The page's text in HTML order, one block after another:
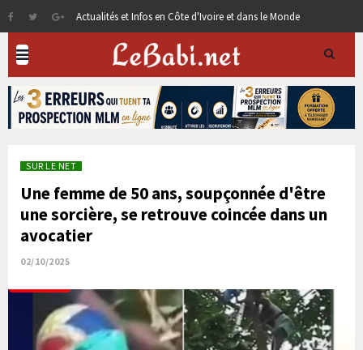
Actualités et Infos en Côte d'Ivoire et dans le Monde
SUR LE NET
Une femme de 50 ans, soupçonnée d'être
une sorcière, se retrouve coincée dans un
avocatier
02/10/2025